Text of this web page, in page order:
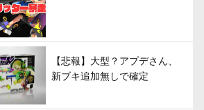
【悲報】大型？アプデさん、
新ブキ追加無しで確定